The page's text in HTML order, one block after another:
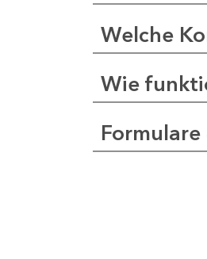
Welche
Wie